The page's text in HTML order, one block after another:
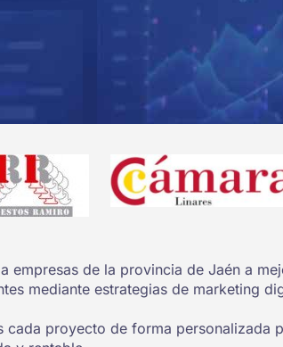
empresas de la provincia de Jaén a
mediante estrategias de marketing
cada proyecto de forma personalizada